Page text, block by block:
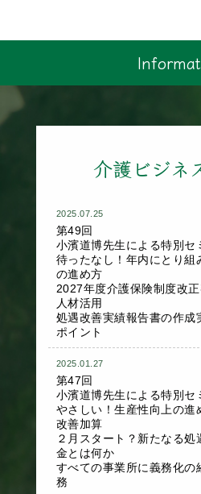
介護ビジネ
2025.07.25
第49回
小濱道博先生による特別セ
待ったなし！年内にとり組
の進め方
2027年度介護保険制度改
人材活用
処遇改善実績報告書の作成
ポイント
2025.01.27
第47回
小濱道博先生による特別セ
やさしい！生産性向上の進
改善加算
２月スタート？新たなる処
金とは何か
すべての事業所に義務化の
務